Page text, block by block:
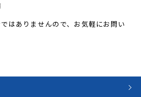
はありませんので、お気軽にお問い